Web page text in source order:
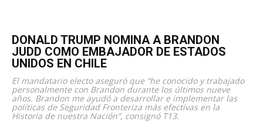
DONALD TRUMP NOMINA A BRANDON
JUDD COMO EMBAJADOR DE ESTADOS
UNIDOS EN CHILE
El mandatario electo aseguró que “he conocido y trabajado
personalmente con Brandon durante los últimos nueve
años. Brandon me ayudó a desarrollar e implementar las
políticas de Seguridad Fronteriza más efectivas en la
Historia de nuestra Nación”, consignó T13.